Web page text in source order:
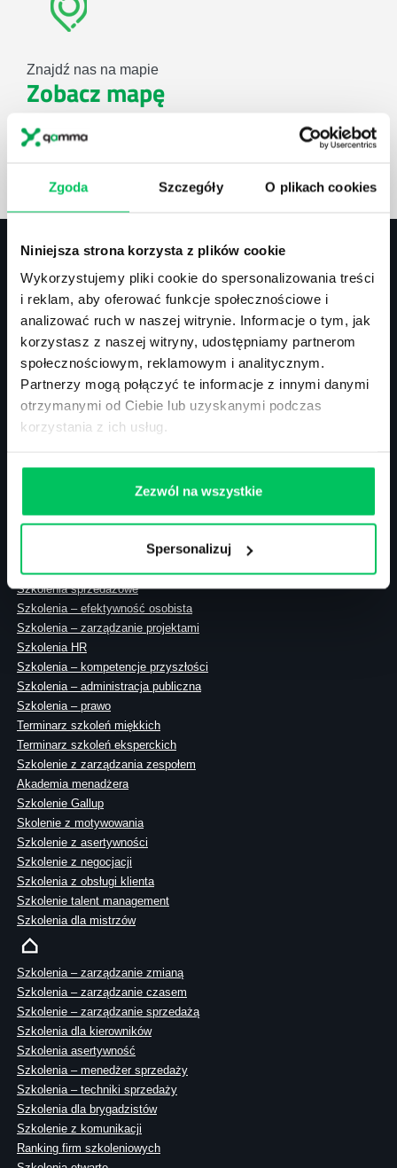
Zgoda Szczegóły O plikach cookies
Niniejsza strona korzysta z plików cookie
Wykorzystujemy pliki cookie do spersonalizowania treści
i reklam, aby oferować funkcje społecznościowe i
analizować ruch w naszej witrynie. Informacje o tym, jak
korzystasz z naszej witryny, udostępniamy partnerom
społecznościowym, reklamowym i analitycznym.
Partnerzy mogą połączyć te informacje z innymi danymi
otrzymanymi od Ciebie lub uzyskanymi podczas
korzystania z ich usług.
Zezwól na wszystkie
Spersonalizuj
Znajdź nas na mapie
Zobacz mapę
ZAPYTAJ O NASZE ROZWIĄZANIA
Kontakt
tel.: 505 273 550
00-394 Warszawa
Szkolenia menedżerskie
Szkolenia sprzedażowe
Szkolenia – efektywność osobista
Szkolenia – zarządzanie projektami
Szkolenia HR
Szkolenia – kompetencje przyszłości
Szkolenia – administracja publiczna
Szkolenia – prawo
Terminarz szkoleń miękkich
Terminarz szkoleń eksperckich
Szkolenie z zarządzania zespołem
Akademia menadżera
Szkolenie Gallup
Skolenie z motywowania
Szkolenie z asertywności
Szkolenie z negocjacji
Szkolenia z obsługi klienta
Szkolenie talent management
Szkolenia dla mistrzów
Szkolenia – zarządzanie zmianą
Szkolenia – zarządzanie czasem
Szkolenie – zarządzanie sprzedażą
Szkolenia dla kierowników
Szkolenia asertywność
Szkolenia – menedżer sprzedaży
Szkolenia – techniki sprzedaży
Szkolenia dla brygadzistów
Szkolenie z komunikacji
Ranking firm szkoleniowych